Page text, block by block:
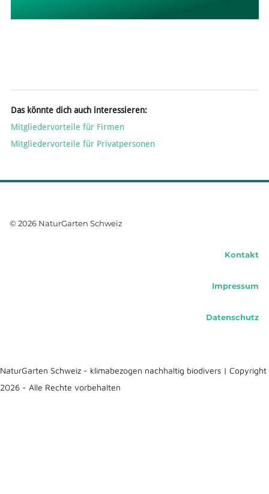
Das könnte dich auch interessieren:
Mitgliedervorteile für Firmen
​Mitgliedervorteile für Privatpersonen
© 2026 NaturGarten Schweiz
Kontakt
Impressum
Datenschutz
NaturGarten Schweiz - klimabezogen nachhaltig biodivers | Copyright
2026 - Alle Rechte vorbehalten